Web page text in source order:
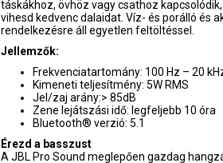
táskákhoz, övhöz vagy csathoz
vihesd kedvenc dalaidat. Víz- és porálló és
rendelkezésre áll egyetlen feltöltéssel.
Jellemzők:
Frekvenciatartomány: 100 Hz – 20
Kimeneti teljesítmény: 5W RMS
Jel/zaj arány:> 85dB
Zene lejátszási idő: legfeljebb 10 óra
Bluetooth® verzió: 5.1
Érezd a basszust
A JBL Pro Sound meglepően gazdag